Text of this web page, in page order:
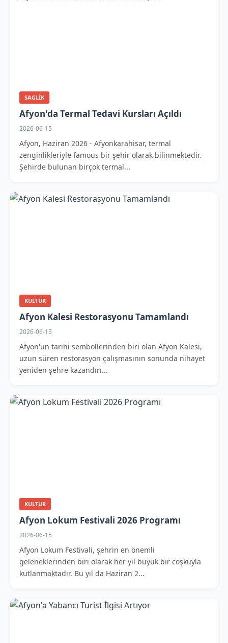
SAGLIK
Afyon'da Termal Tedavi Kursları Açıldı
2026-06-15
Afyon, Haziran 2026 - Afyonkarahisar, termal
zenginlikleriyle famous bir şehir olarak bilinmektedir.
Şehirde bulunan birçok termal...
KULTUR
Afyon Kalesi Restorasyonu Tamamlandı
2026-06-15
Afyon'un tarihi sembollerinden biri olan Afyon Kalesi,
uzun süren restorasyon çalışmasının sonunda nihayet
yeniden şehre kazandırı...
KULTUR
Afyon Lokum Festivali 2026 Programı
2026-06-15
Afyon Lokum Festivali, şehrin en önemli
geleneklerinden biri olarak her yıl büyük bir coşkuyla
kutlanmaktadır. Bu yıl da Haziran 2...